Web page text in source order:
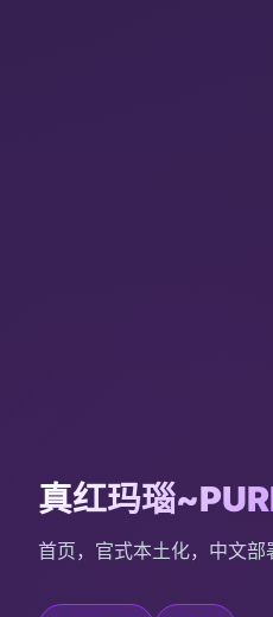
真红玛瑙
首页，官式本土化，中文